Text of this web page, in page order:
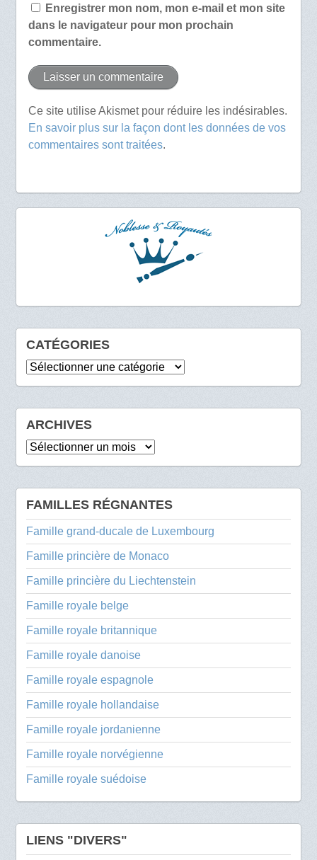
Enregistrer mon nom, mon e-mail et mon site
dans le navigateur pour mon prochain
commentaire.
Ce site utilise Akismet pour réduire les indésirables.
En savoir plus sur la façon dont les données de vos
commentaires sont traitées.
CATÉGORIES
Catégories
ARCHIVES
Archives
FAMILLES RÉGNANTES
Famille grand-ducale de Luxembourg
Famille princière de Monaco
Famille princière du Liechtenstein
Famille royale belge
Famille royale britannique
Famille royale danoise
Famille royale espagnole
Famille royale hollandaise
Famille royale jordanienne
Famille royale norvégienne
Famille royale suédoise
LIENS "DIVERS"